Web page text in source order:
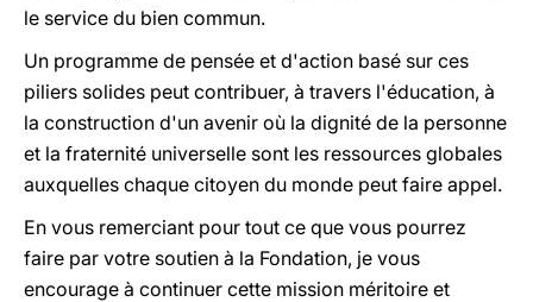
le service du bien commun.
Un programme de pensée et d'action basé sur ces
piliers solides peut contribuer, à travers l'éducation, à
la construction d'un avenir où la dignité de la personne
et la fraternité universelle sont les ressources globales
auxquelles chaque citoyen du monde peut faire appel.
En vous remerciant pour tout ce que vous pourrez
faire par votre soutien à la Fondation, je vous
encourage à continuer cette mission méritoire et